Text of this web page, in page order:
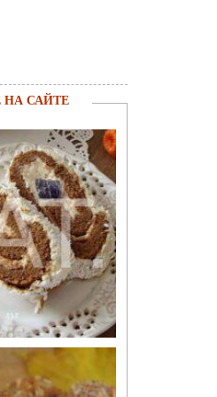
НА САЙТЕ